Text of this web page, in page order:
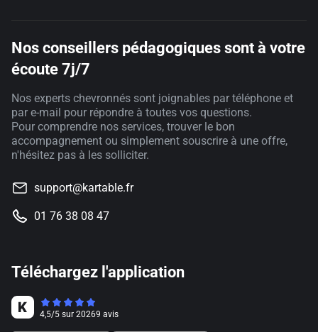
Nos conseillers pédagogiques sont à votre
écoute 7j/7
Nos experts chevronnés sont joignables par téléphone et
par e-mail pour répondre à toutes vos questions.
Pour comprendre nos services, trouver le bon
accompagnement ou simplement souscrire à une offre,
n'hésitez pas à les solliciter.
support@kartable.fr
01 76 38 08 47
Téléchargez l'application
4,5/5 sur 20269 avis